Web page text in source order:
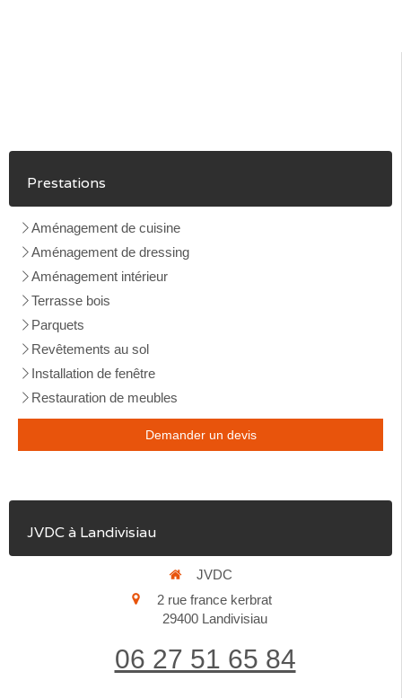
Prestations
Aménagement de cuisine
Aménagement de dressing
Aménagement intérieur
Terrasse bois
Parquets
Revêtements au sol
Installation de fenêtre
Restauration de meubles
Demander un devis
JVDC à Landivisiau
JVDC
2 rue france kerbrat
29400 Landivisiau
06 27 51 65 84